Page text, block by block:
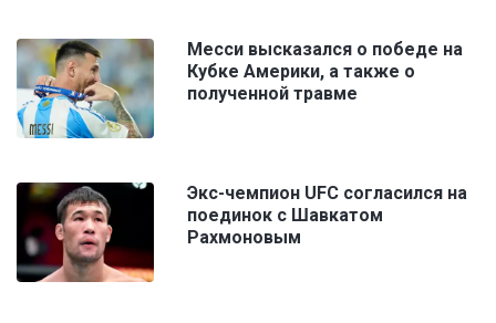
Месси высказался о победе на
Кубке Америки, а также о
полученной травме
Экс-чемпион UFC согласился на
поединок с Шавкатом
Рахмоновым